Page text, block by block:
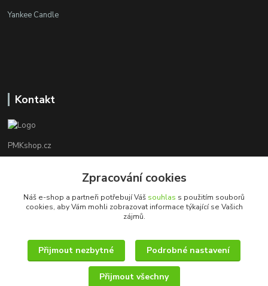
Yankee Candle
Kontakt
PMKshop.cz
+420 728 830 042
info@pmkshop.cz
Zpracování cookies
Náš e-shop a partneři potřebují Váš souhlas s použitím souborů
cookies, aby Vám mohli zobrazovat informace týkající se Vašich
zájmů.
Přijmout nezbytné Podrobné nastavení
Přijmout všechny